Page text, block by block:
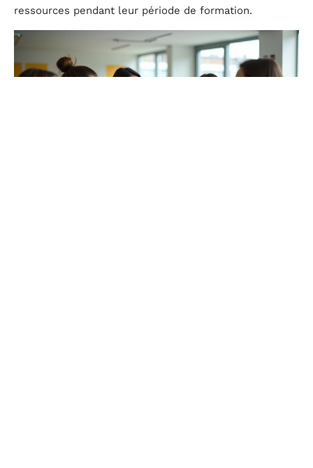
ressources pendant leur période de formation.